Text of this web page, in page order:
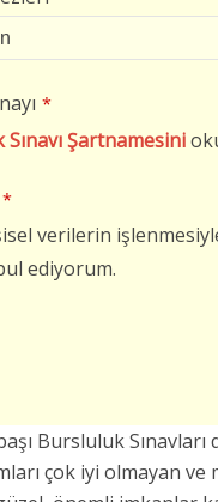
*
Şartnamesini
*
verilerin
ediyorum.
Bursluluk
çok iyi olmayan